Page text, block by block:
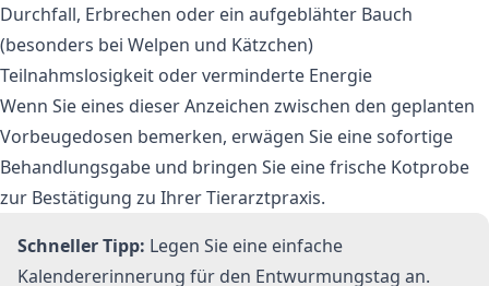
Durchfall, Erbrechen oder ein aufgeblähter Bauch
(besonders bei Welpen und Kätzchen)
Teilnahmslosigkeit oder verminderte Energie
Wenn Sie eines dieser Anzeichen zwischen den geplanten
Vorbeugedosen bemerken, erwägen Sie eine sofortige
Behandlungsgabe und bringen Sie eine frische Kotprobe
zur Bestätigung zu Ihrer Tierarztpraxis.
Schneller Tipp: Legen Sie eine einfache
Kalendererinnerung für den Entwurmungstag an.